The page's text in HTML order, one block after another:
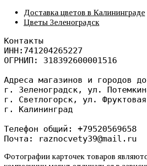
Доставка цветов в Калининграде
Цветы Зеленоградск
Контакты
ИНН:741204265227
ОГРНИП: 318392600001516
Адреса магазинов и городов
г. Зеленоградск, ул.
г. Светлогорск, ул.
г. Калининград
Телефон общий: +79520569658
Почта: raznocvety39@mail.ru
Фотографии карточек товаров